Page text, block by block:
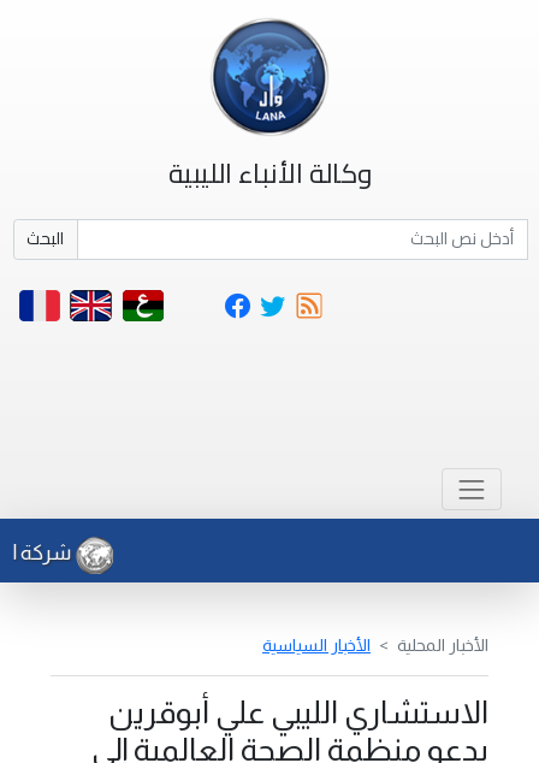
وكالة الأنباء الليبية
البحث
شركة
الأخبار المحلية الأخبار السياسية
الاستشاري الليبي علي أبوقرين
يدعو منظمة الصحة العالمية إلى